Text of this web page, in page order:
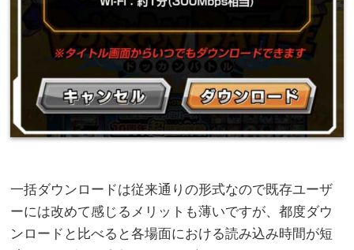
一括ダウンロードは従来通りの形式なので既存ユーザ
ーには改めて感じるメリットも薄いですが、都度ダウ
ンロードと比べると各場面における読み込み時間が短